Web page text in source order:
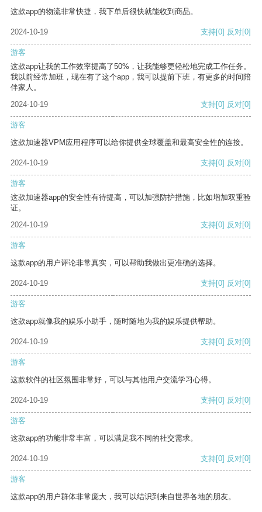
这款app的物流非常快捷，我下单后很快就能收到商品。
2024-10-19 支持[0] 反对[0]
游客
这款app让我的工作效率提高了50%，让我能够更轻松地完成工作任务。
我以前经常加班，现在有了这个app，我可以提前下班，有更多的时间陪
伴家人。
2024-10-19
支持[0] 反对[0]
游客
这款加速器VPM应用程序可以给你提供全球覆盖和最高安全性的连接。
2024-10-19 支持[0] 反对[0]
游客
这款加速器app的安全性有待提高，可以加强防护措施，比如增加双重验
证。
2024-10-19
支持[0] 反对[0]
游客
这款app的用户评论非常真实，可以帮助我做出更准确的选择。
2024-10-19 支持[0] 反对[0]
游客
这款app就像我的娱乐小助手，随时随地为我的娱乐提供帮助。
2024-10-19 支持[0] 反对[0]
游客
这款软件的社区氛围非常好，可以与其他用户交流学习心得。
2024-10-19 支持[0] 反对[0]
游客
这款app的功能非常丰富，可以满足我不同的社交需求。
2024-10-19 支持[0] 反对[0]
游客
这款app的用户群体非常庞大，我可以结识到来自世界各地的朋友。